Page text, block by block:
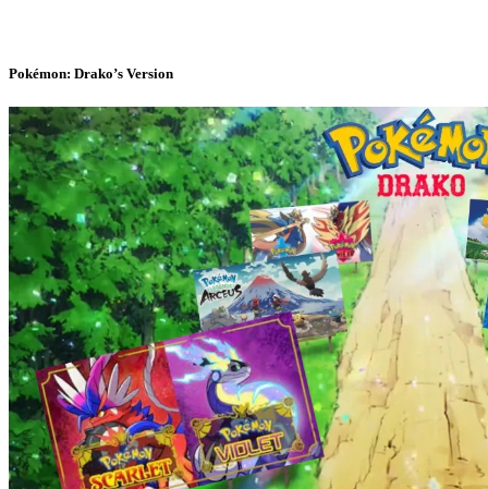
Pokémon: Drako’s Version